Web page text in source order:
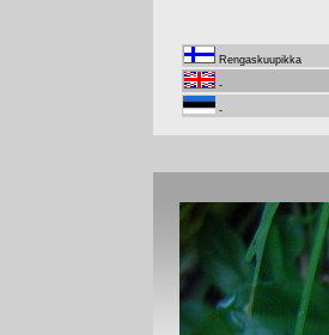
Rengaskuupikka
-
-